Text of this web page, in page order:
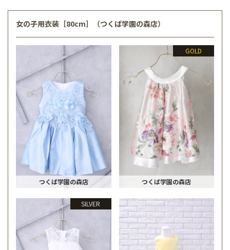
女の子用衣装［80cm］（つくば学園の森店）
つくば学園の森店
GOLD
つくば学園の森店
SILVER